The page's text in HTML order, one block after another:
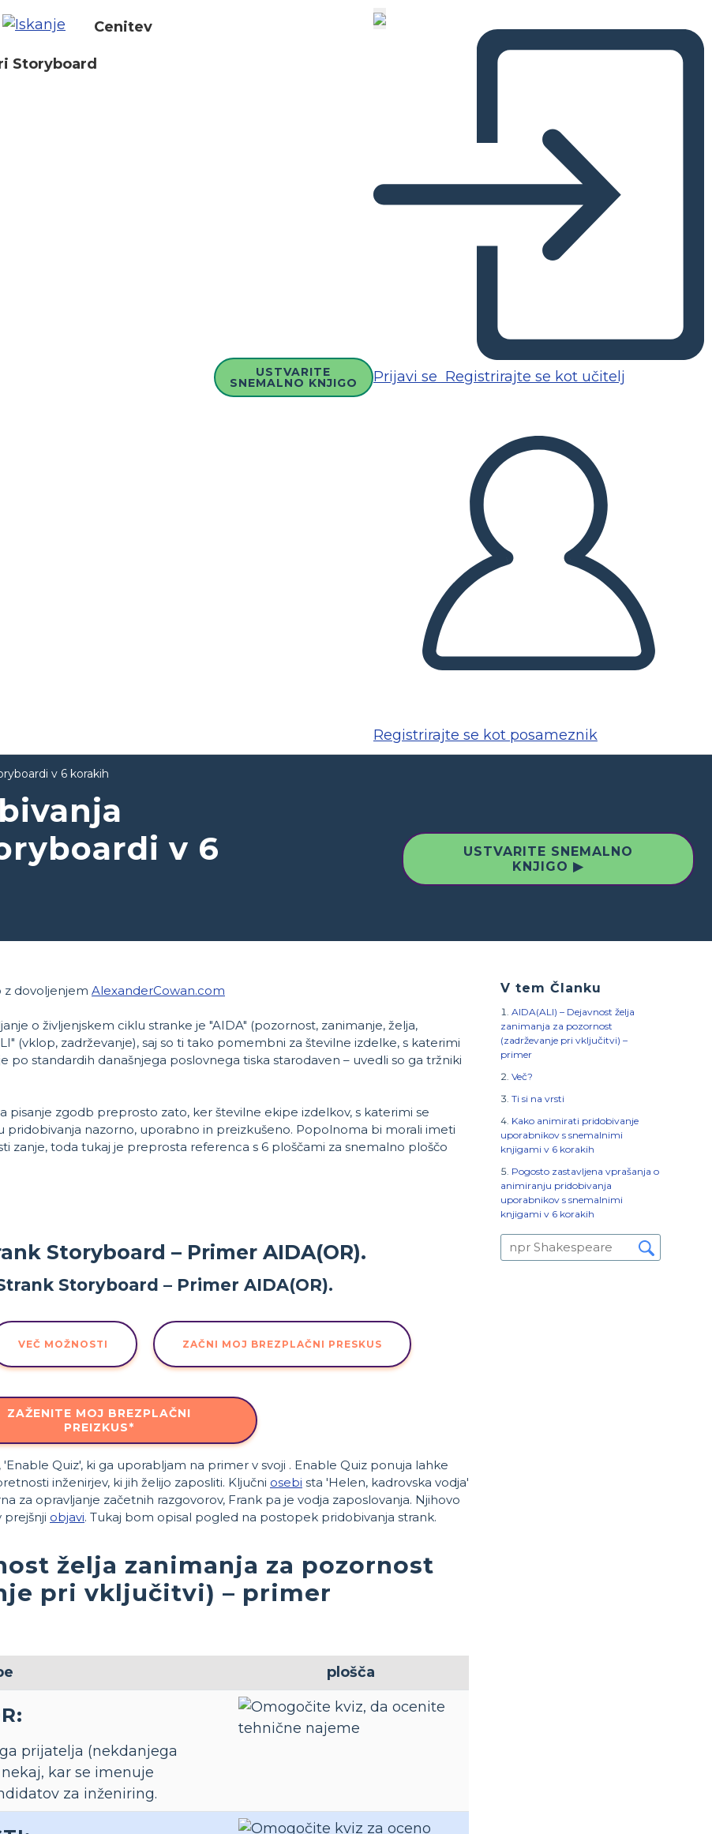
Cenitev
Storyboard
USTVARITE
SNEMALNO KNJIGO Prijavi se Registrirajte se kot učitelj
Registrirajte se kot posameznik
v 6 korakih
v 6
USTVARITE SNEMALNO
KNJIGO ▶
V tem Članku
AIDA(ALI) – Dejavnost želja
zanimanja za pozornost
(zadrževanje pri vključitvi) –
primer
Več?
Ti si na vrsti
Kako animirati pridobivanje
uporabnikov s snemalnimi
knjigami v 6 korakih
Pogosto zastavljena vprašanja o
animiranju pridobivanja
uporabnikov s snemalnimi
knjigami v 6 korakih
z dovoljenjem AlexanderCowan.com
o življenjskem ciklu stranke je "AIDA" (pozornost, zanimanje, želja,
(vklop, zadrževanje), saj so ti tako pomembni za številne izdelke, s katerimi
po standardih današnjega poslovnega tiska starodaven – uvedli so ga tržniki
pisanje zgodb preprosto zato, ker številne ekipe izdelkov, s katerimi se
pridobivanja nazorno, uporabno in preizkušeno. Popolnoma bi morali imeti
zanje, toda tukaj je preprosta referenca s 6 ploščami za snemalno ploščo
Storyboard – Primer AIDA(OR).
VEČ MOŽNOSTI ZAČNI MOJ BREZPLAČNI PRESKUS
ZAŽENITE MOJ BREZPLAČNI
PREIZKUS*
Quiz', ki ga uporabljam na primer v svoji . Enable Quiz ponuja lahke
inženirjev, ki jih želijo zaposliti. Ključni osebi sta 'Helen, kadrovska vodja'
za opravljanje začetnih razgovorov, Frank pa je vodja zaposlovanja. Njihovo
prejšnji objavi. Tukaj bom opisal pogled na postopek pridobivanja strank.
želja zanimanja za pozornost
pri vključitvi) – primer
plošča
prijatelja (nekdanjega
kar se imenuje
za inženiring.